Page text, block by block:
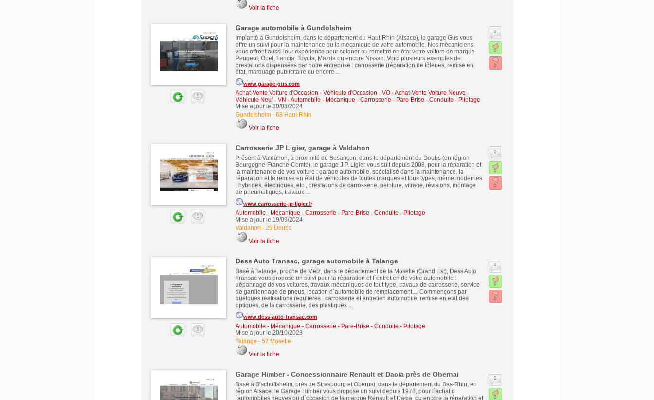
Voir la fiche
Garage automobile à Gundolsheim
Implanté à Gundolsheim, dans le département du Haut-Rhin (Alsace), le garage Gus vous
offre un suivi pour la maintenance ou la mécanique de votre automobile. Nos mécaniciens
vous offrent aussi leur expérience pour soigner ou remettre en état votre voiture de marque
Peugeot, Opel, Lancia, Toyota, Mazda ou encore Nissan. Voici plusieurs exemples de
prestations dispensées par notre entreprise : carrosserie (réparation de tôleries, remise en
état, marquage publicitaire ou encore ...
www.garage-gus.com
Achat-Vente Voiture d'Occasion - Véhicule d'Occasion - VO-Achat-Vente Voiture Neuve -
Véhicule Neuf - VN -Automobile - Mécanique - Carrosserie - Pare-Brise - Conduite - Pilotage
Mise à jour le 30/03/2024
Gundolsheim- 68 Haut-Rhin
Voir la fiche
0
0
0
Carrosserie JP Ligier, garage à Valdahon
Présent à Valdahon, à proximité de Besançon, dans le département du Doubs (en région
Bourgogne-Franche-Comté), le garage J.P. Ligier vous suit depuis 2008, pour la réparation et
la maintenance de vos voiture : garage automobile, spécialisé dans la maintenance, la
réparation et la remise en état de véhicules de toutes marques et tous types, même modernes
: hybrides, électriques, etc., prestations de carrosserie, peinture, vitrage, révisions, montage
de pneumatiques, travaux ...
www.carrosserie-jp-ligier.fr
Automobile - Mécanique - Carrosserie - Pare-Brise - Conduite - Pilotage
Mise à jour le 19/09/2024
Valdahon - 25 Doubs
Voir la fiche
0
0
0
Dess Auto Transac, garage automobile à Talange
Basé à Talange, proche de Metz, dans le département de la Moselle (Grand Est), Dess Auto
Transac vous propose un suivi pour la réparation et l´entretien de votre automobile :
dépannage de vos voitures, travaux mécaniques de tout type, travaux de carrosserie, service
de gardiennage de pneus, location d´automobile de remplacement,... Commençons par
quelques réalisations régulières : carrosserie et entretien automobile, remise en état des
optiques, de la carrosserie, des plastiques ...
www.dess-auto-transac.com
Automobile - Mécanique - Carrosserie - Pare-Brise - Conduite - Pilotage
Mise à jour le 20/10/2023
Talange - 57 Moselle
Voir la fiche
0
0
0
Garage Himber - Concessionnaire Renault et Dacia près de Obernai
Basé à Bischoffsheim, près de Strasbourg et Obernai, dans le département du Bas-Rhin, en
région Alsace, le Garage Himber vous propose un suivi depuis 1978, pour l´achat d
´automobiles neuves ou d´occasion de la marque Renault et Dacia, ou encore la réparation et
0
0